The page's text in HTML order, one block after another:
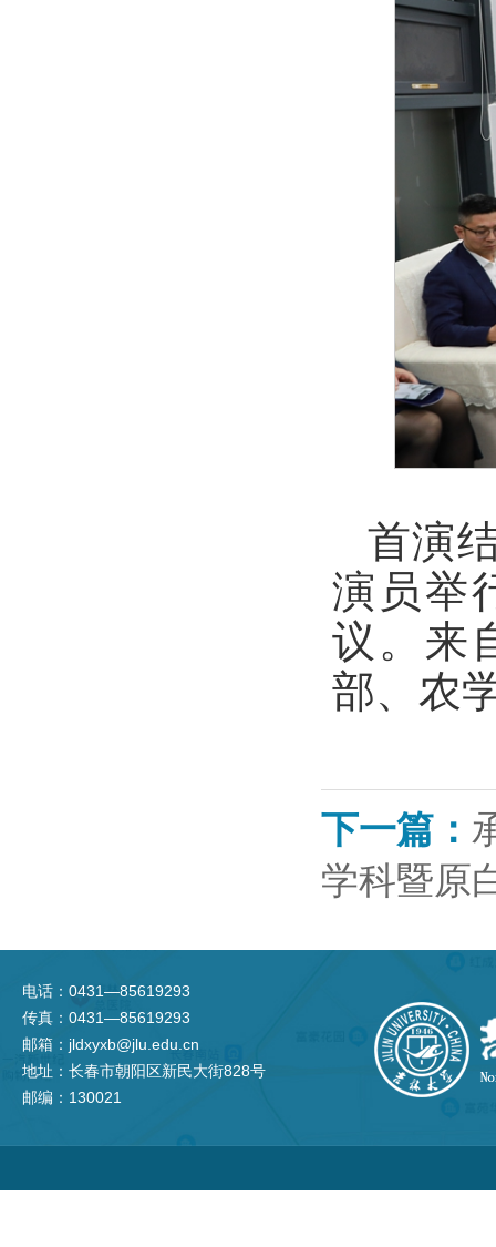
首演
演员举
议。来
部、农
下一篇：
学科暨原
电话：0431—85619293
传真：0431—85619293
邮箱：jldxyxb@jlu.edu.cn
地址：长春市朝阳区新民大街828号
邮编：130021